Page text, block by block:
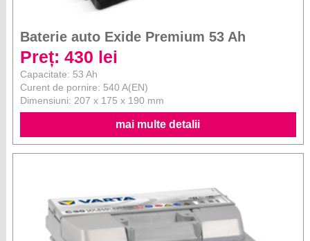
Baterie auto Exide Premium 53 Ah
Preț: 430 lei
Capacitate: 53 Ah
Curent de pornire: 540 A(EN)
Dimensiuni: 207 x 175 x 190 mm
mai multe detalii